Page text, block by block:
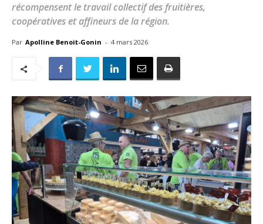
récompensent le travail collectif des fruitières,
coopératives et affineurs de la région.
Par Apolline Benoit-Gonin - 4 mars 2026